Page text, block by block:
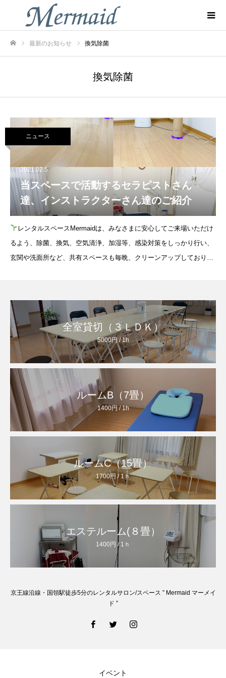
最新のお知らせ 換気除菌
換気除菌
ニュース
2021.02.5
当スペースで活動するセラピストさん
達、インストラクターさん達のご紹介
レンタルスペースMermaidは、みなさまに安心してご来場いただけ
るよう、除菌、換気、空気清浄、加湿等、感染対策をしっかり行い、
玄関や洗面所など、共有スペースも毎晩、クリーンアップしておりま
全室貸切（３ＬＤＫ）
5000円 / 1h
ルームB（7畳）
1400円 / 1h
ルームC（15畳）
1700円 / 1ｈ
エステルーム(８畳）
1400円 / 1ｈ
京王線沿線・国領駅徒歩5分のレンタルサロン/スペース ” Mermaid マーメイ
ド ”
イベント